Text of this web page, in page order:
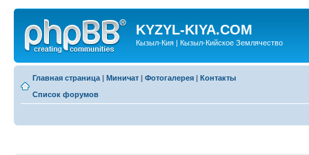
KYZYL-KIYA.COM
Кызыл-Кия | Кызыл-Кийское Землячество
Главная страница | Миничат | Фотогалерея | Контакты
Список форумов